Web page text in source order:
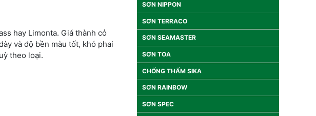
hay Limonta. Giá thành cỏ
và độ bền màu tốt, khó phai
theo loại.
SƠN NIPPON
SƠN TERRACO
SƠN SEAMASTER
SƠN TOA
CHỐNG THẤM SIKA
SƠN RAINBOW
SƠN SPEC